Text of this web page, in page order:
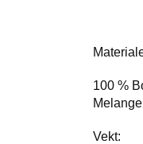
100 %
Vekt: